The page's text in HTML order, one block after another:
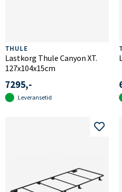
THULE
Lastkorg Thule Canyon XT.
127x104x15cm
7295,-
Leveransetid